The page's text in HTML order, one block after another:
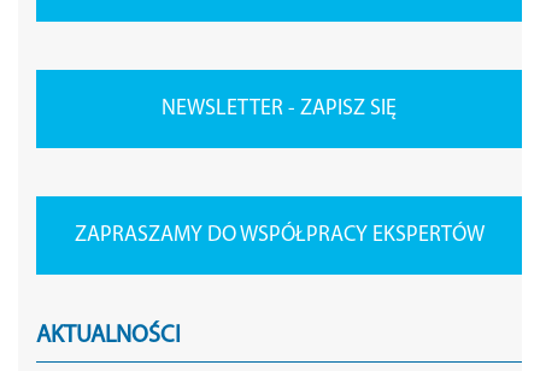
NEWSLETTER - ZAPISZ SIĘ
ZAPRASZAMY DO WSPÓŁPRACY EKSPERTÓW
AKTUALNOŚCI